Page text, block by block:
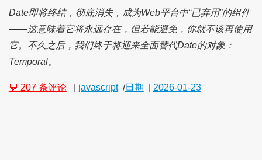
Date即将终结，彻底消失，成为Web平台中“已弃用”的组件
——这意味着它将永远存在，但若能避免，你就不该再使用
它。不久之后，我们终于将迎来全面替代Date的对象：
Temporal。
💬 207 条评论 javascript /日期 2026-01-23